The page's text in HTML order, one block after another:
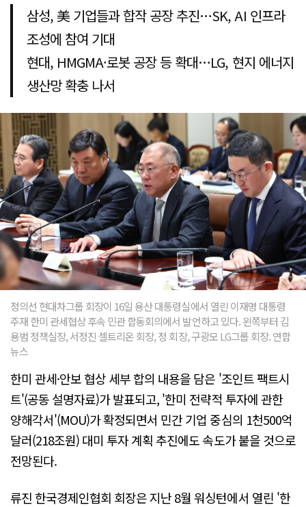
삼성, 美 기업들과 합작 공장 추진…SK, AI 인프라
조성에 참여 기대
현대, HMGMA·로봇 공장 등 확대…LG, 현지 에너지
생산망 확충 나서
정의선 현대차그룹 회장이 16일 용산 대통령실에서 열린 이재명 대통령
주재 한미 관세협상 후속 민관 합동회의에서 발언하고 있다. 왼쪽부터 김
용범 정책실장, 서정진 셀트리온 회장, 정 회장, 구광모 LG그룹 회장. 연합
뉴스
한미 관세·안보 협상 세부 합의 내용을 담은 '조인트 팩트시
트'(공동 설명자료)가 발표되고, '한미 전략적 투자에 관한
양해각서'(MOU)가 확정되면서 민간 기업 중심의 1천500억
달러(218조원) 대미 투자 계획 추진에도 속도가 붙을 것으로
전망된다.
류진 한국경제인협회 회장은 지난 8월 워싱턴에서 열린 '한